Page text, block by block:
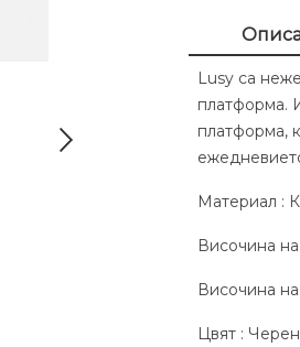
Lusy са
платформа.
платформа,
Материал :
Височина
Височина
Цвят : Черен